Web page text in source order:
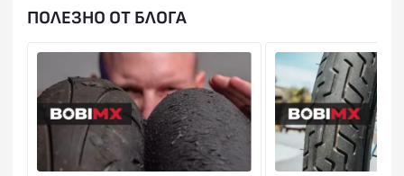
ПОЛЕЗНО ОТ БЛОГА